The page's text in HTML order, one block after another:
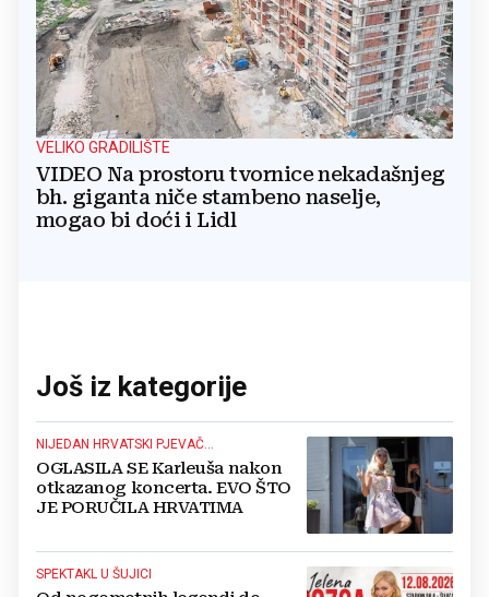
VELIKO GRADILIŠTE
VIDEO Na prostoru tvornice nekadašnjeg
bh. giganta niče stambeno naselje,
mogao bi doći i Lidl
Još iz kategorije
NIJEDAN HRVATSKI PJEVAČ...
OGLASILA SE Karleuša nakon
otkazanog koncerta. EVO ŠTO
JE PORUČILA HRVATIMA
SPEKTAKL U ŠUJICI